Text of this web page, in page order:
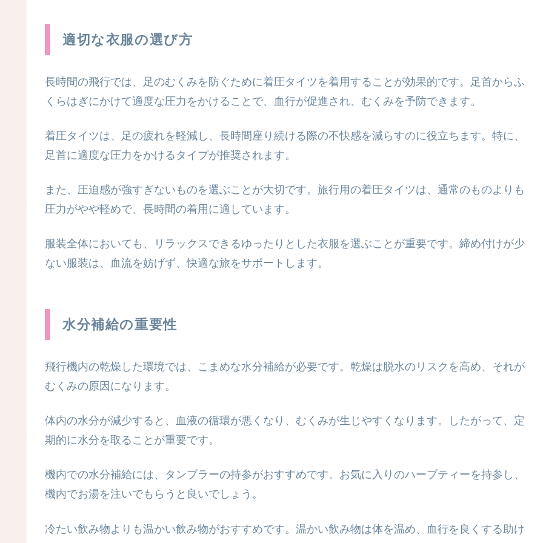
適切な衣服の選び方
長時間の飛行では、足のむくみを防ぐために着圧タイツを着用することが効果的です。足首からふ
くらはぎにかけて適度な圧力をかけることで、血行が促進され、むくみを予防できます。
着圧タイツは、足の疲れを軽減し、長時間座り続ける際の不快感を減らすのに役立ちます。特に、
足首に適度な圧力をかけるタイプが推奨されます。
また、圧迫感が強すぎないものを選ぶことが大切です。旅行用の着圧タイツは、通常のものよりも
圧力がやや軽めで、長時間の着用に適しています。
服装全体においても、リラックスできるゆったりとした衣服を選ぶことが重要です。締め付けが少
ない服装は、血流を妨げず、快適な旅をサポートします。
水分補給の重要性
飛行機内の乾燥した環境では、こまめな水分補給が必要です。乾燥は脱水のリスクを高め、それが
むくみの原因になります。
体内の水分が減少すると、血液の循環が悪くなり、むくみが生じやすくなります。したがって、定
期的に水分を取ることが重要です。
機内での水分補給には、タンブラーの持参がおすすめです。お気に入りのハーブティーを持参し、
機内でお湯を注いでもらうと良いでしょう。
冷たい飲み物よりも温かい飲み物がおすすめです。温かい飲み物は体を温め、血行を良くする助け